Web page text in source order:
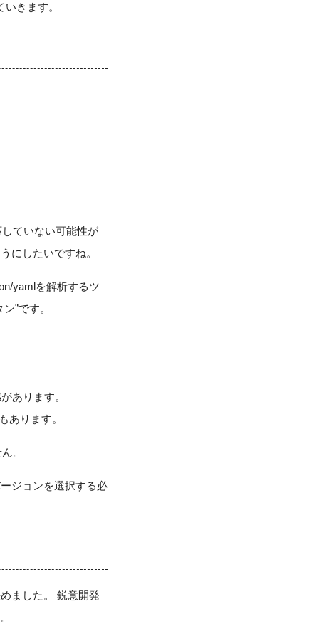
きます。
ていない可能性が
にしたいですね。
yamlを解析するツ
”です。
あります。
あります。
。
ジョンを選択する必
ました。 鋭意開発